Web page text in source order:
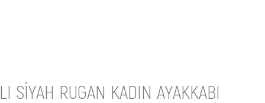
SIYAH RUGAN KADIN AYAKKABI